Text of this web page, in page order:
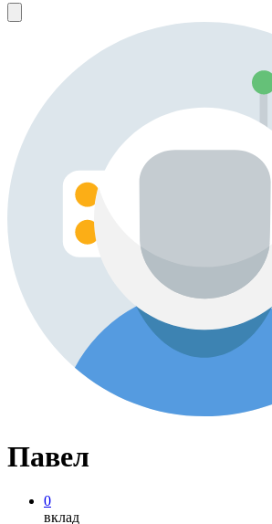
Павел
0
вклад